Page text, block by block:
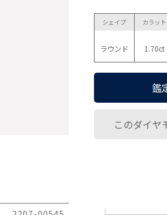
シェイプ
ラウンド
カラット
1.70ct
鑑
このダイヤ